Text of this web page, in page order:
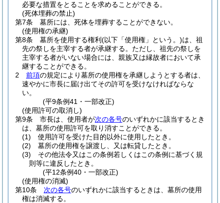
必要な措置をとることを求めることができる。
(死体埋葬の禁止)
第7条
墓所には、死体を埋葬することができない。
(使用権の承継)
第8条
墓所を使用する権利 (以下「使用権」という。)は、祖
先の祭しを主宰する者が承継する。 ただし、祖先の祭しを
主宰する者がいない場合には、親族又は縁故者において承
継することができる。
2
前項の規定により墓所の使用権を承継しようとする者は、
速やかに市長に届け出てその許可を受けなければならな
い。
(平9条例41・一部改正)
(使用許可の取消し)
第9条
市長は、使用者が次の各号のいずれかに該当するとき
は、墓所の使用許可を取り消すことができる。
(1)
使用許可を受けた目的以外に使用したとき。
(2)
墓所の使用権を譲渡し、又は転貸したとき。
(3)
その他法令又はこの条例若しくはこの条例に基づく規
則等に違反したとき。
(平12条例40・一部改正)
(使用権の消滅)
第10条
次の各号のいずれかに該当するときは、墓所の使用
権は消滅する。